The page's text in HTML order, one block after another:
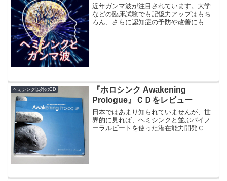
近年ガンマ波が注目されています。大学
などの臨床試験でも記憶力アップはもち
ろん、さらに認知症の予防や改善にも可
ヘミシンク以外のCD
『ホロシンク Awakening
Prologue』ＣＤをレビュー
日本ではあまり知られていませんが、世
界的に見れば、ヘミシンクと並ぶバイノ
ーラルビートを使った潜在能力開発ＣＤ